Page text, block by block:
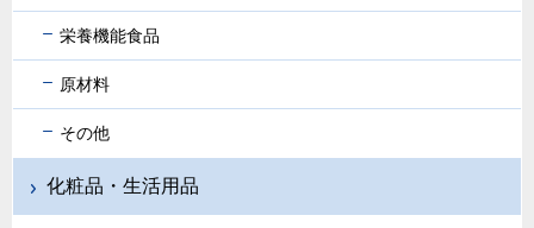
栄養機能食品
原材料
その他
化粧品・生活用品